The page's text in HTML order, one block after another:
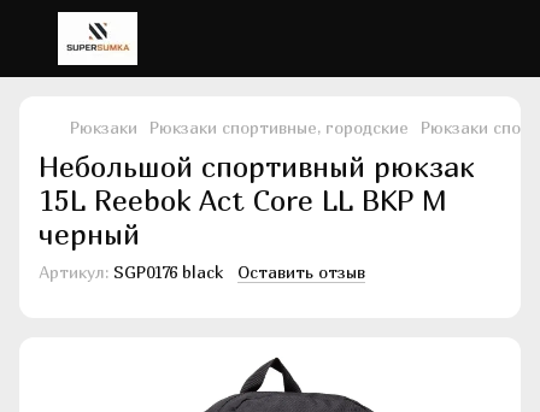
Рюкзаки Рюкзаки спортивные, городские Рюкзаки
Небольшой спортивный рюкзак
15L Reebok Act Core LL BKP M
черный
Артикул: SGP0176 black Оставить отзыв